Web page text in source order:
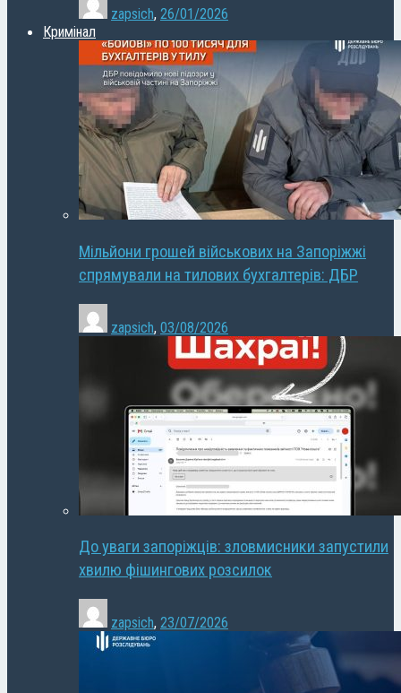
zapsich, 26/01/2026
Кримінал
Мільйони грошей військових на Запоріжжі
спрямували на тилових бухгалтерів: ДБР
zapsich, 03/08/2026
До уваги запоріжців: зловмисники запустили
хвилю фішингових розсилок
zapsich, 23/07/2026